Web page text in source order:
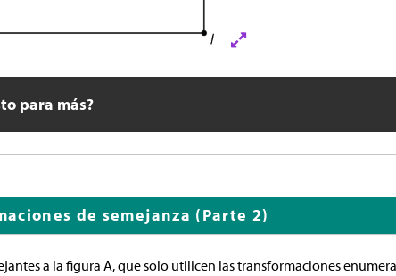
para más?
de semejanza (Parte 2)
a la figura A, que solo utilicen las transformaciones